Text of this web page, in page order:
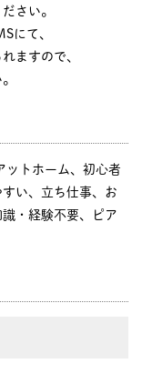
さい。
にて、
ますので、
ットホーム、初心者
い、立ち仕事、お
・経験不要、ピア